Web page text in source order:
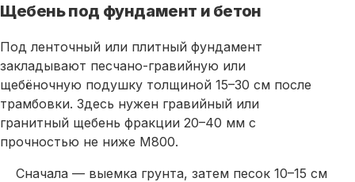
Щебень под фундамент и бетон
Под ленточный или плитный фундамент
закладывают песчано-гравийную или
щебёночную подушку толщиной 15–30 см после
трамбовки. Здесь нужен гравийный или
гранитный щебень фракции 20–40 мм с
прочностью не ниже М800.
Сначала — выемка грунта, затем песок 10–15 см